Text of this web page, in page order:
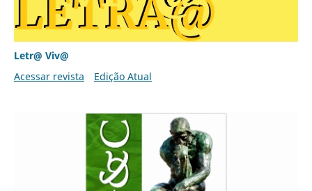
Letr@ Viv@
Acessar revista
Edição Atual